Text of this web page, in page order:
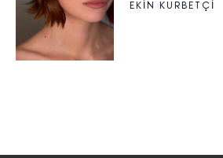
EKİN KURBETÇİ